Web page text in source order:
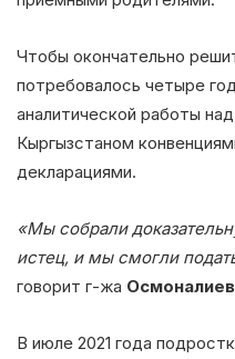
Чтобы окончательно
потребовалось четыре
аналитической работы
Кыргызстаном
декларациями.
«Мы собрали
истец, и мы смогли
говорит г-жа
В июле 2021 года